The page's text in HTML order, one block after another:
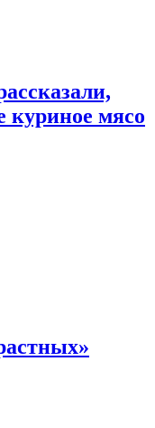
куриное мясо